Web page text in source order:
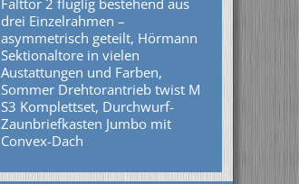
drei Einzelrahmen –
asymmetrisch geteilt, Hörmann
Sektionaltore in vielen
Austattungen und Farben,
Sommer Drehtorantrieb twist M
S3 Komplettset, Durchwurf-
Zaunbriefkasten Jumbo mit
Convex-Dach